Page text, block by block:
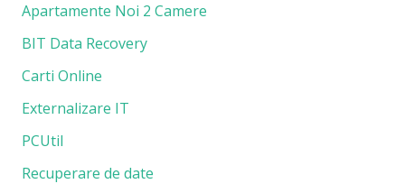
Apartamente Noi 2 Camere
BIT Data Recovery
Carti Online
Externalizare IT
PCUtil
Recuperare de date